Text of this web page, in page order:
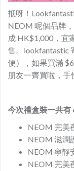
抵呀！
NEOM 呢個品牌
成 HK$1,000，宜
售。lookfantastic
便），如果買滿
朋友一齊買啦，手
今次禮盒裝一共有
NEOM 完美
NEOM 滋潤
NEOM 寧靜
NEOM 完美